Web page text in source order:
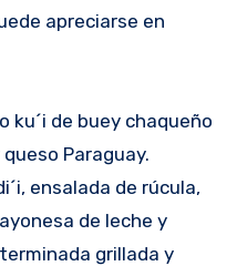
apreciarse en
ku´i de buey chaqueño
Paraguay.
ensalada de rúcula,
de leche y
grillada y